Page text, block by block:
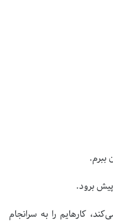
ببرم.
برود.
کارهایم را به سرانجام